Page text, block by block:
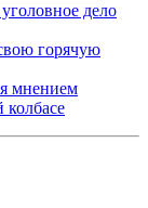
дело
горячую
мнением